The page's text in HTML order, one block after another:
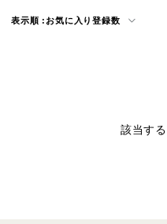
表示順 : お気に入り登録数
該当す